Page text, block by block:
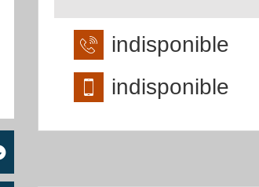
indisponible
indisponible